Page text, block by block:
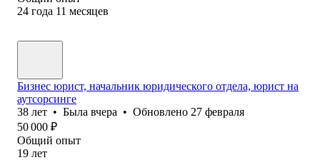
24 года 11 месяцев
Бизнес юрист, начальник юридического отдела, юрист на
аутсорсинге
38 лет • Была вчера • Обновлено 27 февраля
50 000 ₽
Общий опыт
19 лет